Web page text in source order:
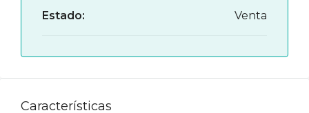
Estado: Venta
Características